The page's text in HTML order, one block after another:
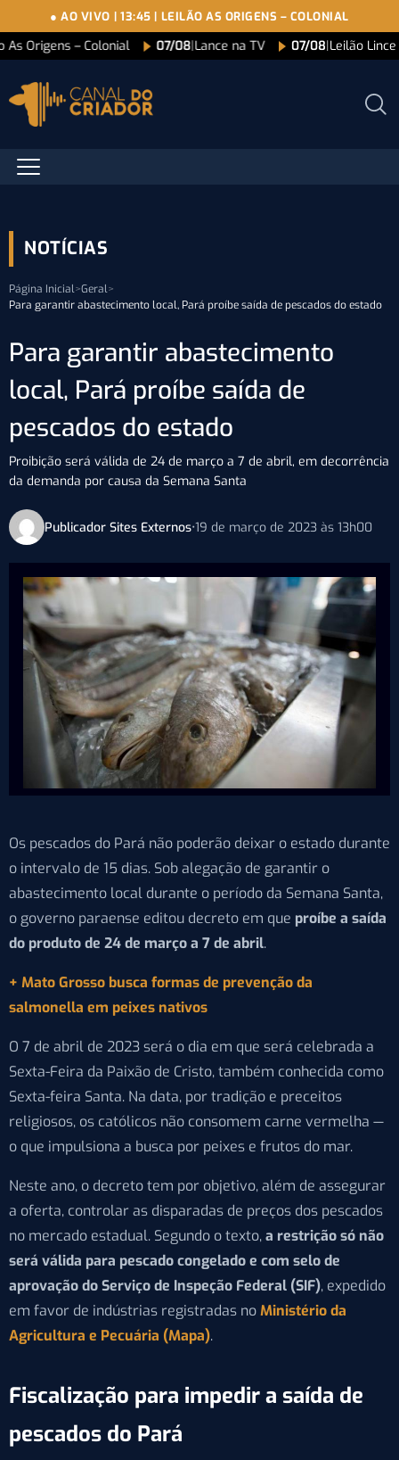
● AO VIVO | 13:45| LEILÃO AS ORIGENS – COLONIAL
As Origens – Colonial 07/08|Lance na TV 07/08|Leilão
NOTÍCIAS
Página Inicial>Geral>
Para garantir abastecimento local, Pará proíbe saída de pescados do estado
Para garantir abastecimento
local, Pará proíbe saída de
pescados do estado
Proibição será válida de 24 de março a 7 de abril, em decorrência
da demanda por causa da Semana Santa
Publicador Sites Externos•19 de março de 2023 às 13h00
Os pescados do Pará não poderão deixar o estado durante
o intervalo de 15 dias. Sob alegação de garantir o
abastecimento local durante o período da Semana Santa,
o governo paraense editou decreto em que proíbe a saída
do produto de 24 de março a 7 de abril.
+ Mato Grosso busca formas de prevenção da
salmonella em peixes nativos
O 7 de abril de 2023 será o dia em que será celebrada a
Sexta-Feira da Paixão de Cristo, também conhecida como
Sexta-feira Santa. Na data, por tradição e preceitos
religiosos, os católicos não consomem carne vermelha —
o que impulsiona a busca por peixes e frutos do mar.
Neste ano, o decreto tem por objetivo, além de assegurar
a oferta, controlar as disparadas de preços dos pescados
no mercado estadual. Segundo o texto,a restrição só não
será válida para pescado congelado e com selo de
aprovação do Serviço de Inspeção Federal (SIF), expedido
em favor de indústrias registradas noMinistério da
Agricultura e Pecuária (Mapa).
Fiscalização para impedir a saída de
pescados do Pará